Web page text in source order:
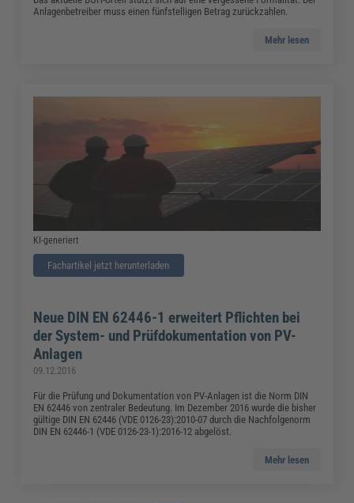
Anlagenbetreiber muss einen fünfstelligen Betrag zurückzahlen.
Mehr lesen
KI-generiert
Fachartikel jetzt herunterladen
Neue DIN EN 62446-1 erweitert Pflichten bei
der System- und Prüfdokumentation von PV-
Anlagen
09.12.2016
Für die Prüfung und Dokumentation von PV-Anlagen ist die Norm DIN
EN 62446 von zentraler Bedeutung. Im Dezember 2016 wurde die bisher
gültige DIN EN 62446 (VDE 0126-23):2010-07 durch die Nachfolgenorm
DIN EN 62446-1 (VDE 0126-23-1):2016-12 abgelöst.
Mehr lesen